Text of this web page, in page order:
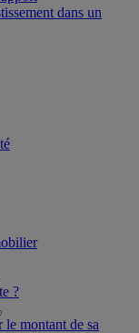
dans un
?
le montant de sa